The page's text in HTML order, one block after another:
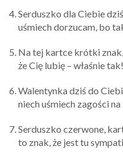
Serduszko dla Ciebie
uśmiech dorzucam, bo
Na tej kartce krótki znak,
że Cię lubię – właśnie tak!
Walentynka dziś do
niech uśmiech zagości
Serduszko czerwone,
to znak, że jest tu